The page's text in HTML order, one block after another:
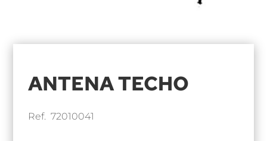
ANTENA TECHO
Ref. 72010041